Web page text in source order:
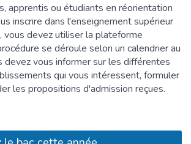
apprentis ou étudiants en réorientation
inscrire dans l'enseignement supérieur
vous devez utiliser la plateforme
se déroule selon un calendrier au
devez vous informer sur les différentes
qui vous intéressent, formuler
les propositions d'admission reçues.